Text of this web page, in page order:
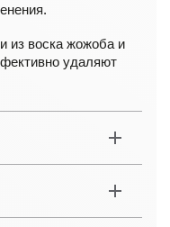
из воска жожоба и
удаляют